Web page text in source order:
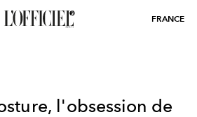
FRANCE
l'obsession de